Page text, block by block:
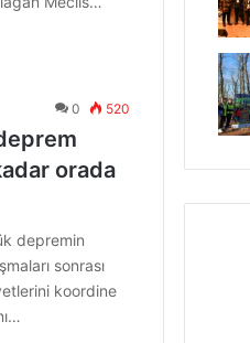
0 520
orada
depremin
sonrası
koordine